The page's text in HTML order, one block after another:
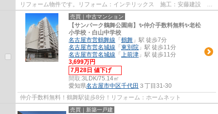
リフォーム物件です。リフォーム：インテリックス 施工：安藤建設 分
譲主：大和ハウス
売買｜中古マンション
【サンパーク鶴舞公園南】✨️仲介手数料無料✨️老松
小学校・白山中学校
名古屋市営鶴舞線 「 鶴舞 」駅 徒歩7分
名古屋市営名城線 「 東別院 」駅 徒歩11分
名古屋市営名城線 「 上前津 」駅 徒歩11分
3,699万円
7月28日 値下げ
間取:3LDK/75.14㎡
愛知県名古屋市中区千代田 ３丁目31-30
仲介手数料無料！鶴舞駅徒歩8分！リフォーム：ホームネット
売買｜新築一戸建